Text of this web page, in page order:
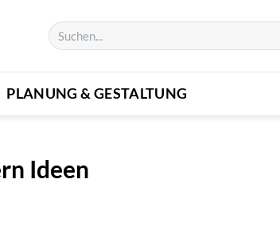
PLANUNG & GESTALTUNG
Ideen